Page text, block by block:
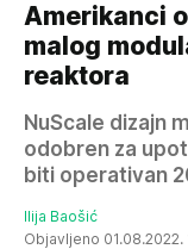
Amerikanci
malog
reaktora
NuScale dizajn
odobren za
biti operativan
Ilija Baošić
Objavljeno 01.08.2022.